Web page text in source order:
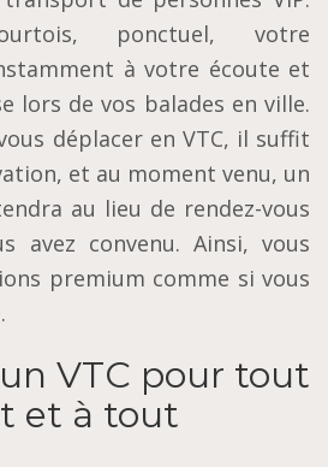
ponctuel, votre
à votre écoute et
lors de vos balades en ville.
déplacer en VTC, il suffit
et au moment venu, un
au lieu de rendez-vous
avez convenu. Ainsi, vous
premium comme si vous
VTC pour tout
et à tout